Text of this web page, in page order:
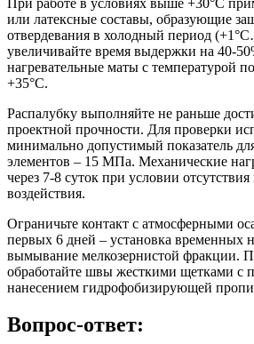
или латексные составы, образующие
отвердевания в холодный период
увеличивайте время выдержки на 40-
нагревательные маты с температурой
+35°C.
Распалубку выполняйте не раньше
проектной прочности. Для проверки
минимально допустимый показатель
элементов – 15 МПа. Механические
через 7-8 суток при условии
воздействия.
Ограничьте контакт с атмосферными
первых 6 дней – установка временных
вымывание мелкозернистой фракции.
обработайте швы жесткими щетками с
нанесением гидрофобизирующей
Вопрос-ответ: